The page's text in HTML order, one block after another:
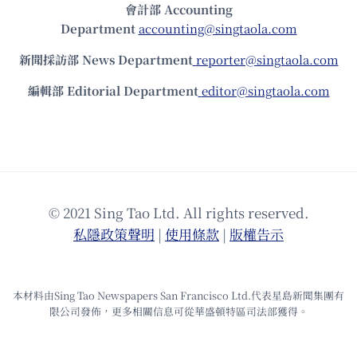
會計部 Accounting
Department accounting@singtaola.com
新聞採訪部 News Department reporter@singtaola.com
編輯部 Editorial Department editor@singtaola.com
© 2021 Sing Tao Ltd. All rights reserved.
私隱政策聲明 | 使⽤條款 | 版權告⽰
本材料由Sing Tao Newspapers San Francisco Ltd.代表星島新聞集團有
限公司發佈，更多相關信息可從華盛頓特區司法部獲得。